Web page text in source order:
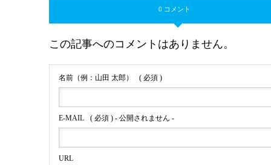
0 コメント
この記事へのコメントはありません。
名前（例：山田 太郎） ( 必須 )
E-MAIL ( 必須 ) - 公開されません -
URL